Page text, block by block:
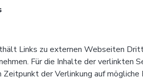
Links zu externen Webseiten
Für die Inhalte der
Zeitpunkt der Verlinkung auf